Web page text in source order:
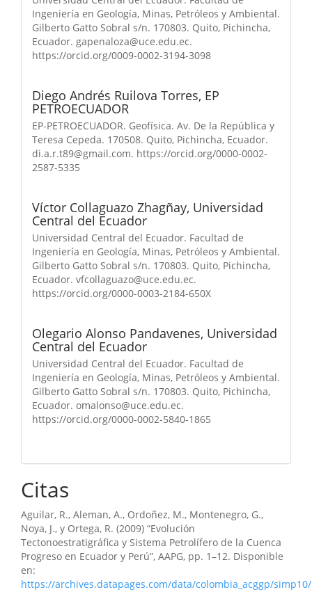
Ingeniería en Geología, Minas, Petróleos y Ambiental.
Gilberto Gatto Sobral s/n. 170803. Quito, Pichincha,
Ecuador. gapenaloza@uce.edu.ec.
https://orcid.org/0009-0002-3194-3098
Diego Andrés Ruilova Torres, EP
PETROECUADOR
EP-PETROECUADOR. Geofísica. Av. De la República y
Teresa Cepeda. 170508. Quito, Pichincha, Ecuador.
di.a.r.t89@gmail.com. https://orcid.org/0000-0002-
2587-5335
Víctor Collaguazo Zhagñay, Universidad
Central del Ecuador
Universidad Central del Ecuador. Facultad de
Ingeniería en Geología, Minas, Petróleos y Ambiental.
Gilberto Gatto Sobral s/n. 170803. Quito, Pichincha,
Ecuador. vfcollaguazo@uce.edu.ec.
https://orcid.org/0000-0003-2184-650X
Olegario Alonso Pandavenes, Universidad
Central del Ecuador
Universidad Central del Ecuador. Facultad de
Ingeniería en Geología, Minas, Petróleos y Ambiental.
Gilberto Gatto Sobral s/n. 170803. Quito, Pichincha,
Ecuador. omalonso@uce.edu.ec.
https://orcid.org/0000-0002-5840-1865
Citas
Aguilar, R., Aleman, A., Ordoñez, M., Montenegro, G.,
Noya, J., y Ortega, R. (2009) “Evolución
Tectonoestratigráfica y Sistema Petrolífero de la Cuenca
Progreso en Ecuador y Perú”, AAPG, pp. 1–12. Disponible
en:
https://archives.datapages.com/data/colombia_acggp/